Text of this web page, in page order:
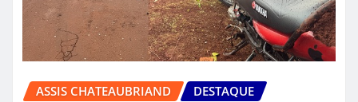
ASSIS CHATEAUBRIAND DESTAQUE